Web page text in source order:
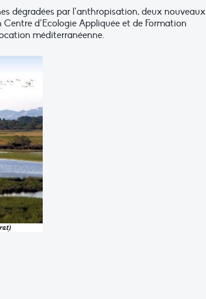
dégradées par l’anthropisation, deux nouveaux
d’Ecologie Appliquée et de Formation
méditerranéenne.